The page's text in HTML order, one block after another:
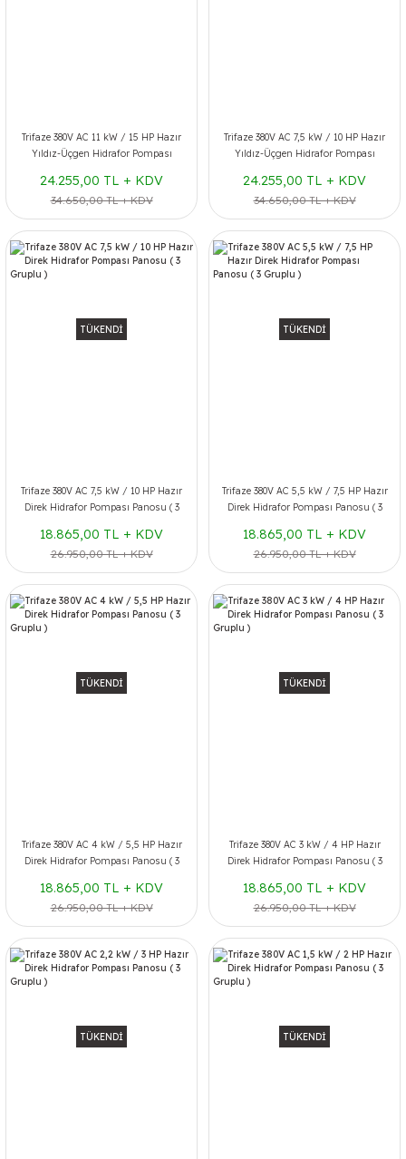
Trifaze 380V AC 11 kW / 15 HP Hazır
Yıldız-Üçgen Hidrafor Pompası
24.255,00 TL + KDV
34.650,00 TL + KDV
Trifaze 380V AC 7,5 kW / 10 HP Hazır
Yıldız-Üçgen Hidrafor Pompası
24.255,00 TL + KDV
34.650,00 TL + KDV
TÜKENDİ
Trifaze 380V AC 7,5 kW / 10 HP Hazır
Direk Hidrafor Pompası Panosu ( 3
18.865,00 TL + KDV
26.950,00 TL + KDV
TÜKENDİ
Trifaze 380V AC 5,5 kW / 7,5 HP Hazır
Direk Hidrafor Pompası Panosu ( 3
18.865,00 TL + KDV
26.950,00 TL + KDV
TÜKENDİ
Trifaze 380V AC 4 kW / 5,5 HP Hazır
Direk Hidrafor Pompası Panosu ( 3
18.865,00 TL + KDV
26.950,00 TL + KDV
TÜKENDİ
Trifaze 380V AC 3 kW / 4 HP Hazır
Direk Hidrafor Pompası Panosu ( 3
18.865,00 TL + KDV
26.950,00 TL + KDV
TÜKENDİ TÜKENDİ